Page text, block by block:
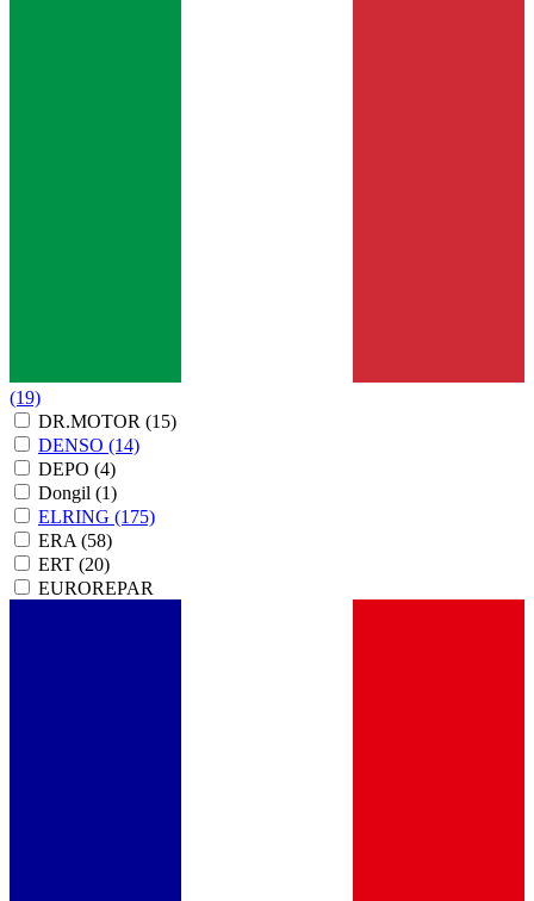
(19)
DR.MOTOR (15)
DENSO (14)
DEPO (4)
Dongil (1)
ELRING (175)
ERA (58)
ERT (20)
EUROREPAR